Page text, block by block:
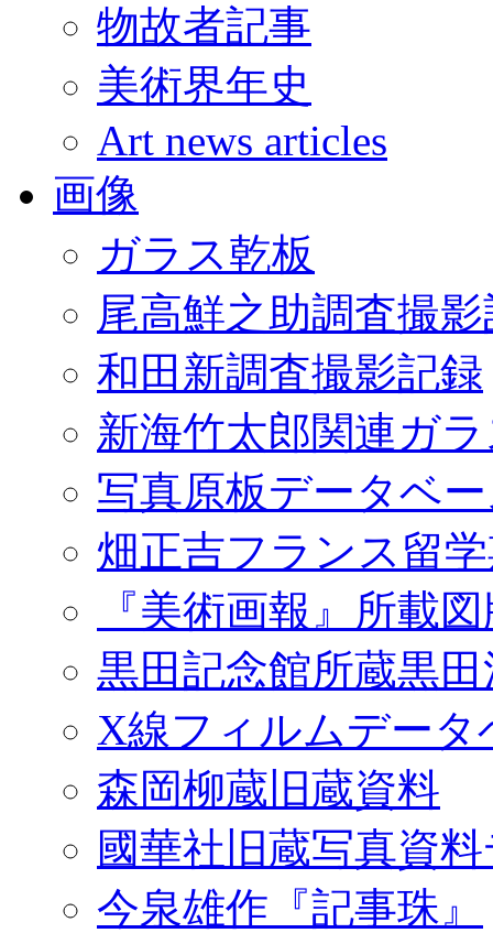
物故者記事
美術界年史
Art news articles
画像
ガラス乾板
尾高鮮之助調査撮
和田新調査撮影記録
新海竹太郎関連ガ
写真原板データベ
畑正吉フランス留
『美術画報』所載
黒田記念館所蔵黒
X線フィルムデータ
森岡柳蔵旧蔵資料
國華社旧蔵写真資
今泉雄作『記事珠』